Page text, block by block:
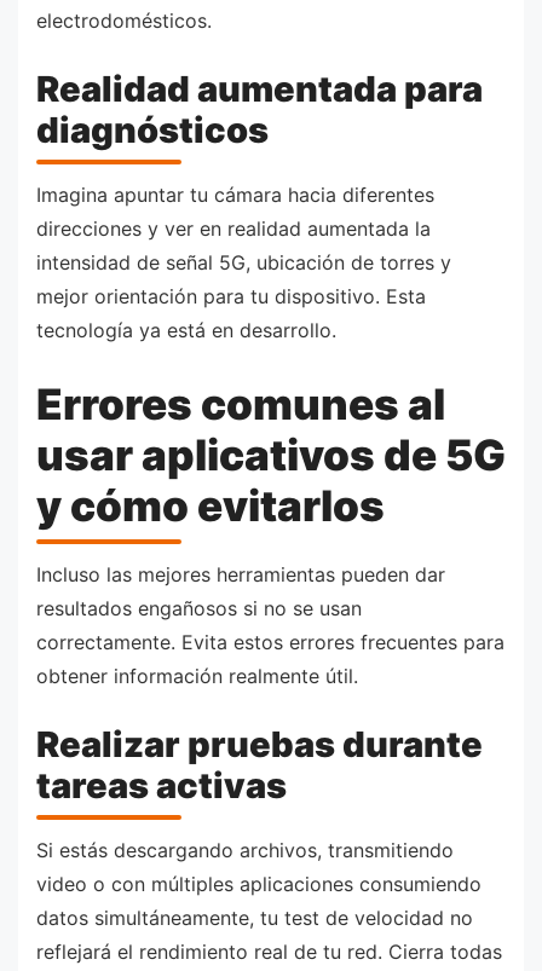
electrodomésticos.
Realidad aumentada para
diagnósticos
Imagina apuntar tu cámara hacia diferentes
direcciones y ver en realidad aumentada la
intensidad de señal 5G, ubicación de torres y
mejor orientación para tu dispositivo. Esta
tecnología ya está en desarrollo.
Errores comunes al
usar aplicativos de 5G
y cómo evitarlos
Incluso las mejores herramientas pueden dar
resultados engañosos si no se usan
correctamente. Evita estos errores frecuentes para
obtener información realmente útil.
Realizar pruebas durante
tareas activas
Si estás descargando archivos, transmitiendo
video o con múltiples aplicaciones consumiendo
datos simultáneamente, tu test de velocidad no
reflejará el rendimiento real de tu red. Cierra todas